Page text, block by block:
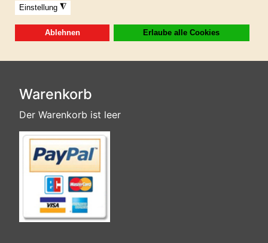
Dieses Produkt ist in der GIGAFLATRATE 7
Warenkorb
Der Warenkorb ist leer